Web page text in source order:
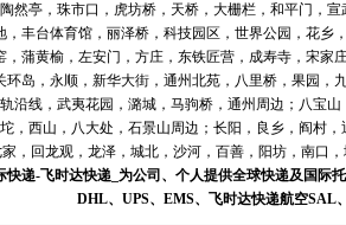
然亭，珠市口，虎坊桥，天桥，大栅栏，和平门，
，丰台体育馆，丽泽桥，科技园区，世界公园，花
，蒲黄榆，左安门，方庄，东铁匠营，成寿寺，宋
环岛，永顺，新华大街，通州北苑，八里桥，果园
沿线，武夷花园，潞城，马驹桥，通州周边；八宝
，西山，八大处，石景山周边；长阳，良乡，阎村
，回龙观，龙泽，城北，沙河，百善，阳坊，南口
快递-飞时达快递_为公司、个人提供全球快递及国际
DHL、 UPS、 EMS、 飞时达快递航空SAL